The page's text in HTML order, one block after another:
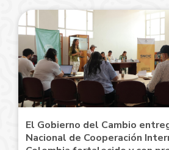
El Gobierno del Cambio
Nacional de Cooperación